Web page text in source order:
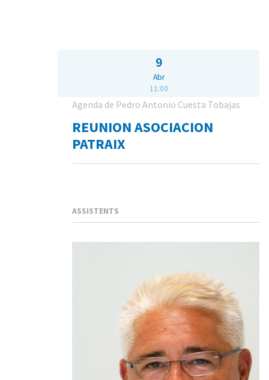
9
Abr
11:00
Agenda de Pedro Antonio Cuesta Tobajas
REUNION ASOCIACION
PATRAIX
ASSISTENTS